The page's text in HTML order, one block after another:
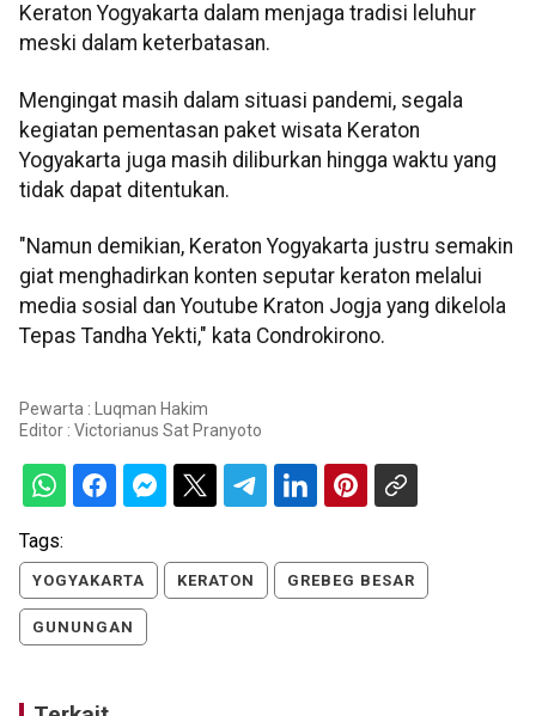
Keraton Yogyakarta dalam menjaga tradisi leluhur
meski dalam keterbatasan.
Mengingat masih dalam situasi pandemi, segala
kegiatan pementasan paket wisata Keraton
Yogyakarta juga masih diliburkan hingga waktu yang
tidak dapat ditentukan.
"Namun demikian, Keraton Yogyakarta justru semakin
giat menghadirkan konten seputar keraton melalui
media sosial dan Youtube Kraton Jogja yang dikelola
Tepas Tandha Yekti," kata Condrokirono.
Pewarta : Luqman Hakim
Editor : Victorianus Sat Pranyoto
Tags:
YOGYAKARTA KERATON GREBEG BESAR
GUNUNGAN